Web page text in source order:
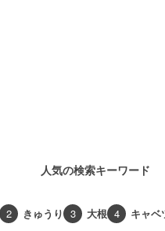
人気の検索キーワード
2 きゅうり 3 大根 4 キャベ